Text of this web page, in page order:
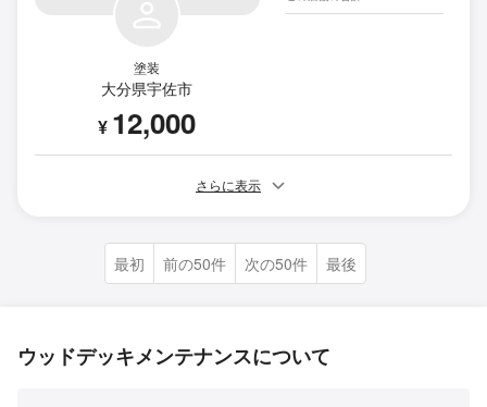
塗装
大分県宇佐市
¥ 12,000
さらに表示
最初 前の50件 次の50件 最後
ウッドデッキメンテナンスについて